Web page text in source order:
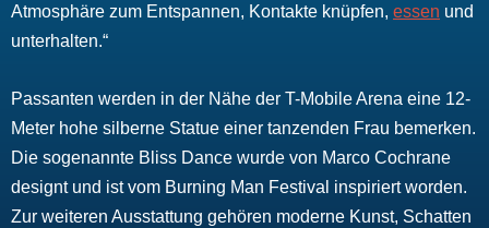
Atmosphäre zum Entspannen, Kontakte knüpfen, essen und
unterhalten.“
Passanten werden in der Nähe der T-Mobile Arena eine 12-
Meter hohe silberne Statue einer tanzenden Frau bemerken.
Die sogenannte Bliss Dance wurde von Marco Cochrane
designt und ist vom Burning Man Festival inspiriert worden.
Zur weiteren Ausstattung gehören moderne Kunst, Schatten